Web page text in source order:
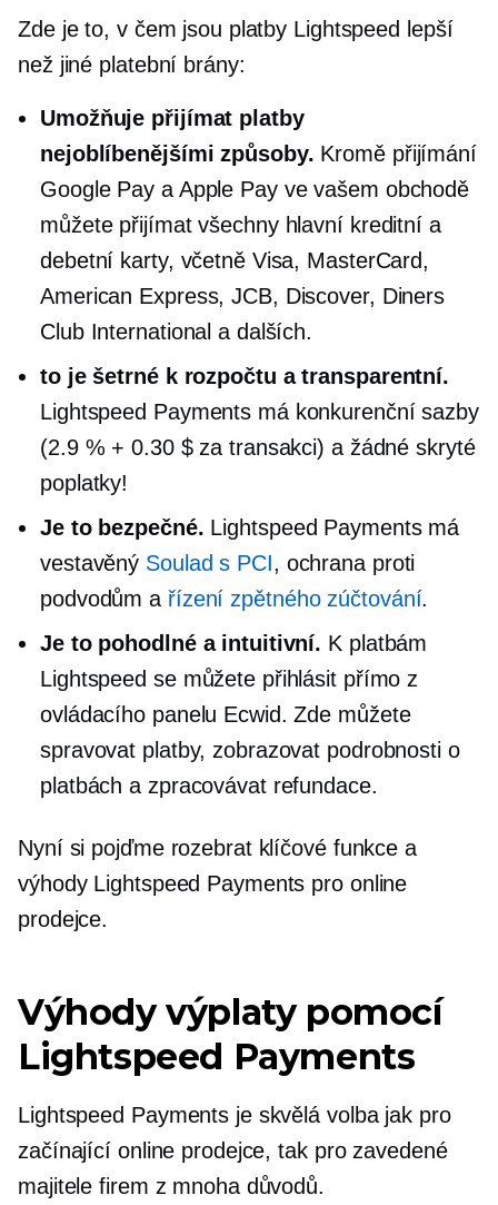
Zde je to, v čem jsou platby Lightspeed lepší
než jiné platební brány:
Umožňuje přijímat platby
nejoblíbenějšími způsoby. Kromě přijímání
Google Pay a Apple Pay ve vašem obchodě
můžete přijímat všechny hlavní kreditní a
debetní karty, včetně Visa, MasterCard,
American Express, JCB, Discover, Diners
Club International a dalších.
to ješetrné k rozpočtu a transparentní.
Lightspeed Payments má konkurenční sazby
(2.9 % + 0.30 $ za transakci) a žádné skryté
poplatky!
Je to bezpečné. Lightspeed Payments má
vestavěný Soulad s PCI, ochrana proti
podvodům a řízení zpětného zúčtování.
Je to pohodlné a intuitivní. K platbám
Lightspeed se můžete přihlásit přímo z
ovládacího panelu Ecwid. Zde můžete
spravovat platby, zobrazovat podrobnosti o
platbách a zpracovávat refundace.
Nyní si pojďme rozebrat klíčové funkce a
výhody Lightspeed Payments pro online
prodejce.
Výhody výplaty pomocí
Lightspeed Payments
Lightspeed Payments je skvělá volba jak pro
začínající online prodejce, tak pro zavedené
majitele firem z mnoha důvodů.